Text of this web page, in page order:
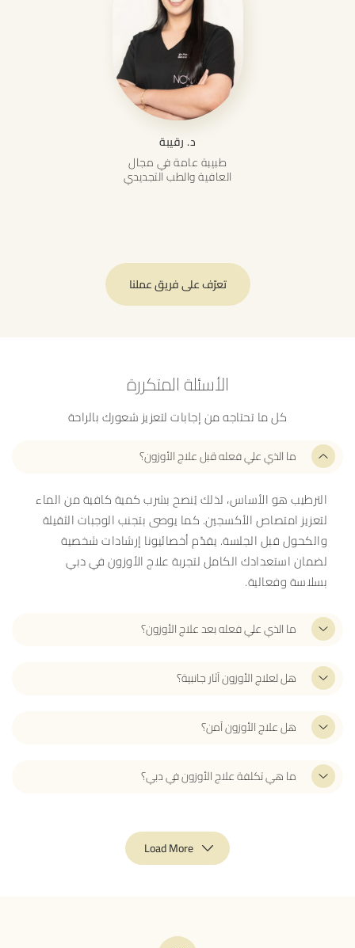
د. رقيبة
طبيبة عامة في مجال
العافية والطب التجديدي
تعرّف على فريق عملنا
الأسئلة المتكررة
كل ما تحتاجه من إجابات لتعزيز شعورك بالراحة
ما الذي علي فعله قبل علاج الأوزون؟
الترطيب هو الأساس، لذلك يُنصح بشرب كمية كافية من الماء
لتعزيز امتصاص الأكسجين. كما يوصى بتجنب الوجبات الثقيلة
والكحول قبل الجلسة. يقدّم أخصائيونا إرشادات شخصية
لضمان استعدادك الكامل لتجربة علاج الأوزون في دبي
بسلاسة وفعالية.
ما الذي علي فعله بعد علاج الأوزون؟
هل لعلاج الأوزون آثار جانبية؟
هل علاج الأوزون آمن؟
ما هي تكلفة علاج الأوزون في دبي؟
Load More